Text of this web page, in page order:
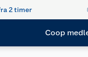
2 timer
Coop